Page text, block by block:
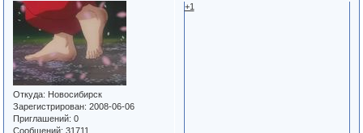
Откуда: Новосибирск
Зарегистрирован: 2008-06-06
Приглашений: 0
Сообщений: 31711
+1